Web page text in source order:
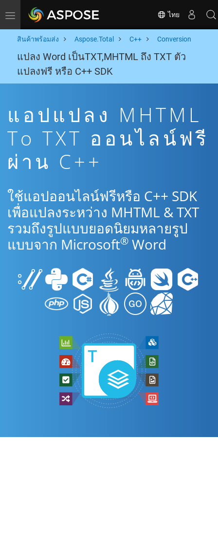
Toggle navigation ไทย
สินค้าพร้อมส่ง Aspose.Total C++ Conversion
แปลง Word เป็นTXT,MHTML ถึง TXT ตัว
แปลงฟรี หรือ C++ SDK
แอปแปลง MHTML
To TXT ออนไลน์ฟรี
ผ่าน C++
ใช้แอปออนไลน์ฟรีหรือ C++ SDK
เพื่อแปลงระหว่าง MHTML & TXT
รวมถึงรูปแบบยอดนิยมหลายรูป
แบบจาก Microsoft® Word